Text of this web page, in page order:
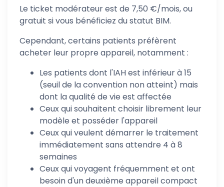
Le ticket modérateur est de 7,50 €/mois, ou
gratuit si vous bénéficiez du statut BIM.
Cependant, certains patients préfèrent
acheter leur propre appareil, notamment :
Les patients dont l'IAH est inférieur à 15
(seuil de la convention non atteint) mais
dont la qualité de vie est affectée
Ceux qui souhaitent choisir librement leur
modèle et posséder l'appareil
Ceux qui veulent démarrer le traitement
immédiatement sans attendre 4 à 8
semaines
Ceux qui voyagent fréquemment et ont
besoin d'un deuxième appareil compact